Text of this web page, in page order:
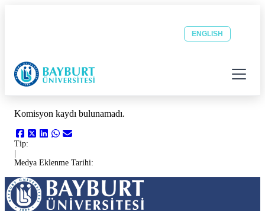
ENGLISH
Komisyon kaydı bulunamadı.
Tip:
Medya Eklenme Tarihi: